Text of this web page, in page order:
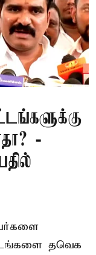
-
தவெக